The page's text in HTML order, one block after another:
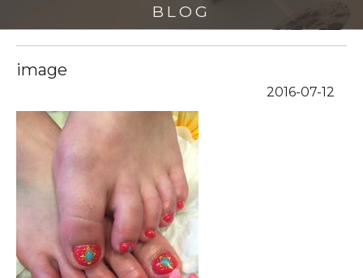
BLOG
image
2016-07-12